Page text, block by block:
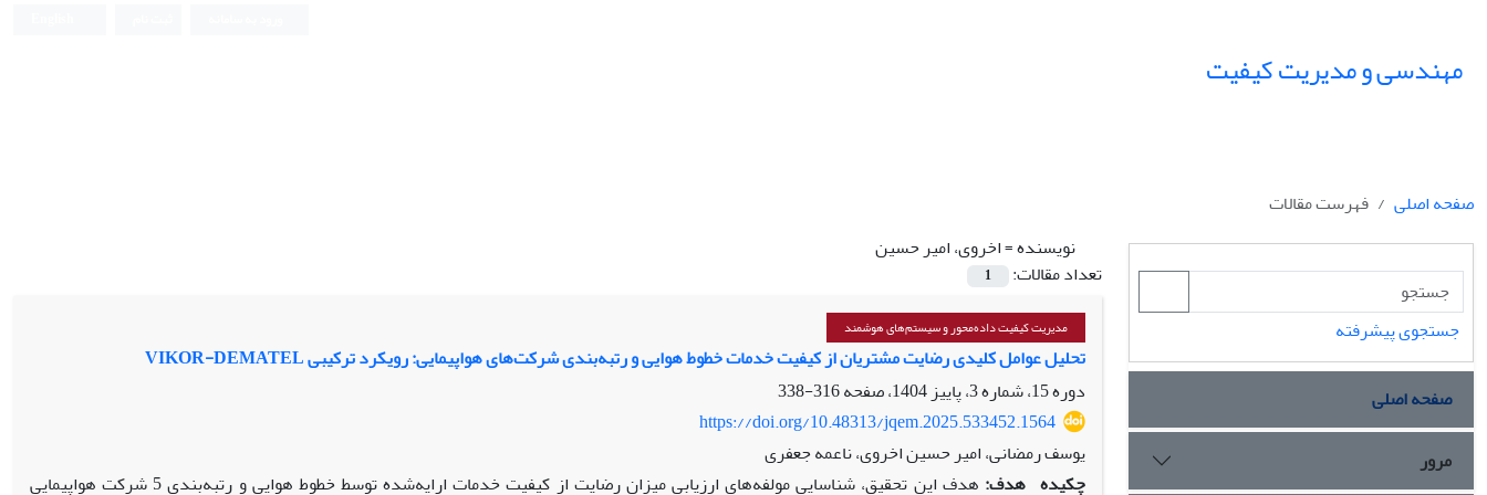
مهندسی و مدیریت کیفیت
صفحه اصلی
فهرست مقالات
نویسنده =اخروی، امیر حسین
تعداد مقالات:
1
مدیریت کیفیت داده‌محور و سیستم‌های هوشمند
تحلیل عوامل کلیدی رضایت مشتریان از کیفیت خدمات خطوط هوایی و رتبه‌بندی شرکت‌های هواپیمایی: رویکرد ترکیبی VIKOR-DEMATEL
دوره 15، شماره 3، پاییز 1404، صفحه
316-338
https://doi.org/10.48313/jqem.2025.533452.1564
یوسف رمضانی، امیر حسین اخروی، ناعمه جعفری
چکیده هدف:
هدف این تحقیق، شناسایی مولفه‌های ارزیابی میزان رضایت از کیفیت خدمات ارایه‌شده توسط خطوط هوایی و رتبه‌بندی 5 شرکت هواپیمایی
جستجوی پیشرفته
صفحه اصلی
مرور